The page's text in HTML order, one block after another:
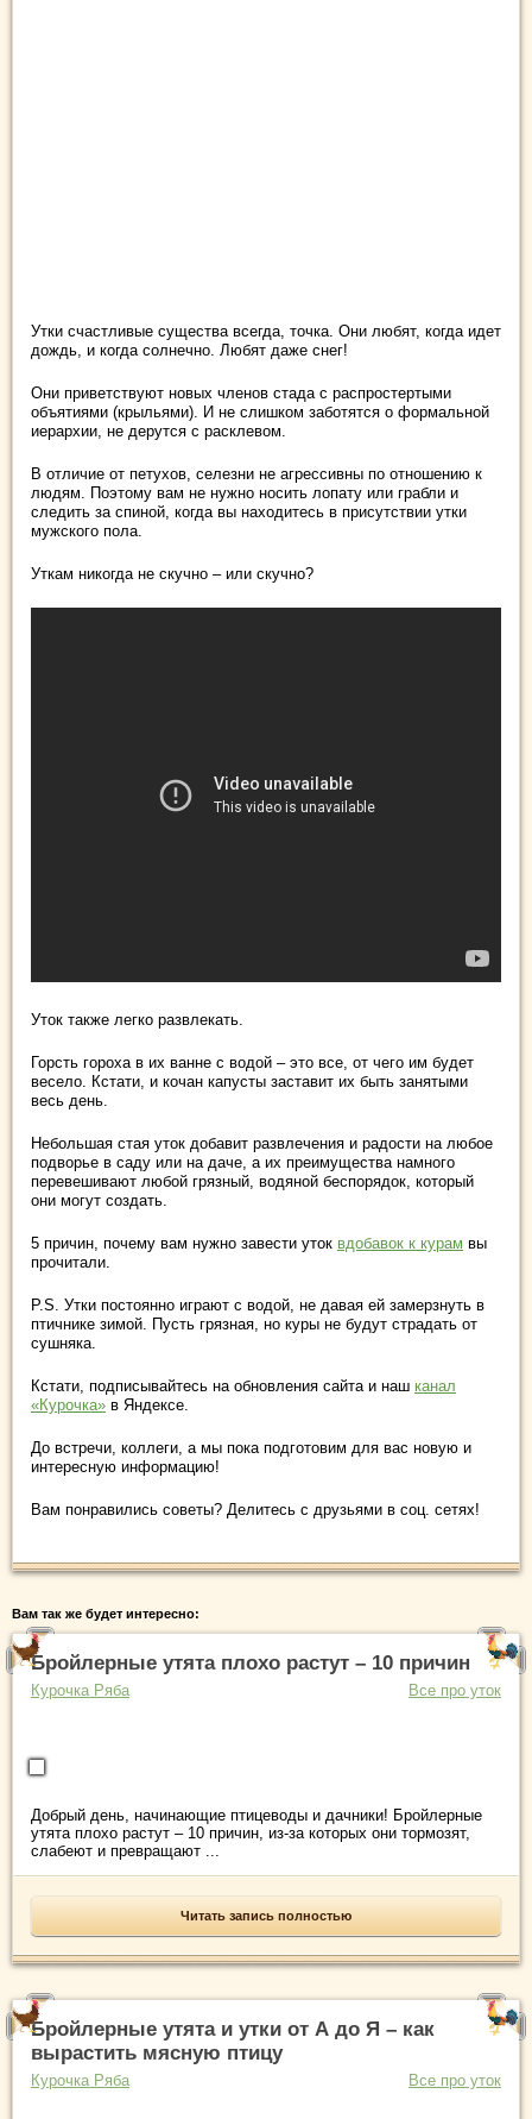
Утки счастливые существа всегда, точка. Они любят, когда идет
дождь, и когда солнечно. Любят даже снег!
Они приветствуют новых членов стада с распростертыми
объятиями (крыльями). И не слишком заботятся о формальной
иерархии, не дерутся с расклевом.
В отличие от петухов, селезни не агрессивны по отношению к
людям. Поэтому вам не нужно носить лопату или грабли и
следить за спиной, когда вы находитесь в присутствии утки
мужского пола.
Уткам никогда не скучно – или скучно?
Уток также легко развлекать.
Горсть гороха в их ванне с водой – это все, от чего им будет
весело. Кстати, и кочан капусты заставит их быть занятыми
весь день.
Небольшая стая уток добавит развлечения и радости на любое
подворье в саду или на даче, а их преимущества намного
перевешивают любой грязный, водяной беспорядок, который
они могут создать.
5 причин, почему вам нужно завести уток вдобавок к курам вы
прочитали.
P.S. Утки постоянно играют с водой, не давая ей замерзнуть в
птичнике зимой. Пусть грязная, но куры не будут страдать от
сушняка.
Кстати, подписывайтесь на обновления сайта и наш канал
«Курочка» в Яндексе.
До встречи, коллеги, а мы пока подготовим для вас новую и
интересную информацию!
Вам понравились советы? Делитесь с друзьями в соц. сетях!
Вам так же будет интересно:
Бройлерные утята плохо растут – 10 причин
Курочка Ряба Все про уток
Добрый день, начинающие птицеводы и дачники! Бройлерные
утята плохо растут – 10 причин, из-за которых они тормозят,
слабеют и превращают ...
Читать запись полностью
Бройлерные утята и утки от А до Я – как
вырастить мясную птицу
Курочка Ряба Все про уток